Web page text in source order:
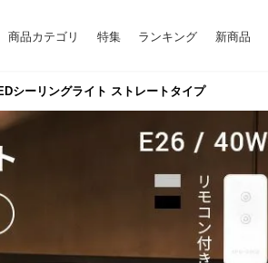
商品カテゴリ 特集 ランキング 新商品
シーリングライト ストレートタイプ